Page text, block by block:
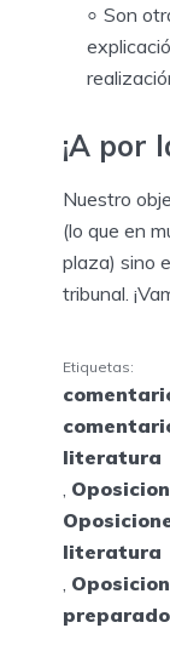
Son
¡A por
Nuestro
(lo que en
plaza) sino
tribunal.
Etiquetas:
literatura
,
literatura
,